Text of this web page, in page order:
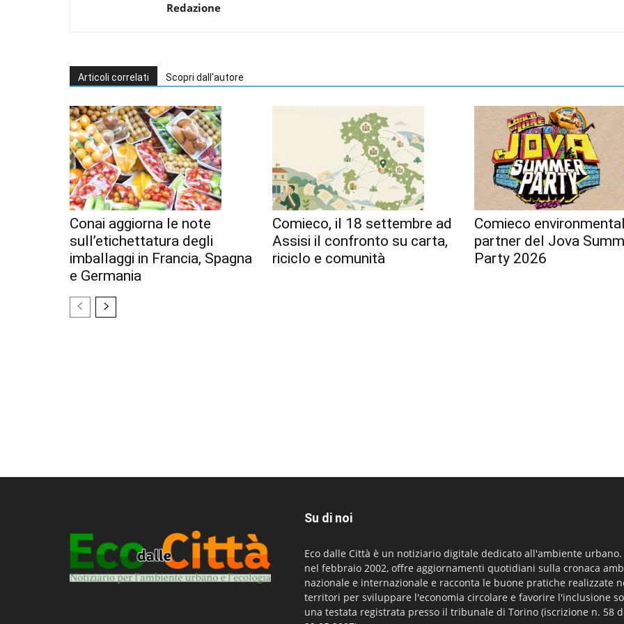
Redazione
Articoli correlati Scopri dall'autore
Conai aggiorna le note
sull’etichettatura degli
imballaggi in Francia, Spagna
e Germania
Comieco, il 18 settembre ad
Assisi il confronto su carta,
riciclo e comunità
Comieco
partner del Jova
Party 2026
Su di noi
Eco dalle Città è un notiziario digitale dedicato all'ambiente
nel febbraio 2002, offre aggiornamenti quotidiani sulla cronaca
nazionale e internazionale e racconta le buone pratiche realizzate
territori per sviluppare l'economia circolare e favorire l'inclusione
una testata registrata presso il tribunale di Torino (iscrizione n. 58